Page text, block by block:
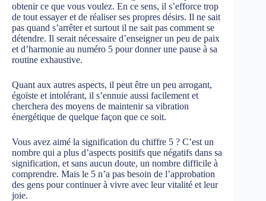
obtenir ce que vous voulez. En ce sens, il s’efforce trop
de tout essayer et de réaliser ses propres désirs. Il ne sait
pas quand s’arrêter et surtout il ne sait pas comment se
détendre. Il serait nécessaire d’enseigner un peu de paix
et d’harmonie au numéro 5 pour donner une pause à sa
routine exhaustive.
Quant aux autres aspects, il peut être un peu arrogant,
égoïste et intolérant, il s’ennuie aussi facilement et
cherchera des moyens de maintenir sa vibration
énergétique de quelque façon que ce soit.
Vous avez aimé la signification du chiffre 5 ? C’est un
nombre qui a plus d’aspects positifs que négatifs dans sa
signification, et sans aucun doute, un nombre difficile à
comprendre. Mais le 5 n’a pas besoin de l’approbation
des gens pour continuer à vivre avec leur vitalité et leur
joie.